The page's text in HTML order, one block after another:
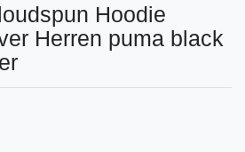
Hoodie
Herren puma black